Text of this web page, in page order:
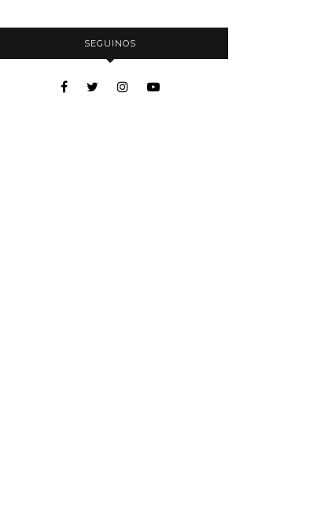
SEGUINOS